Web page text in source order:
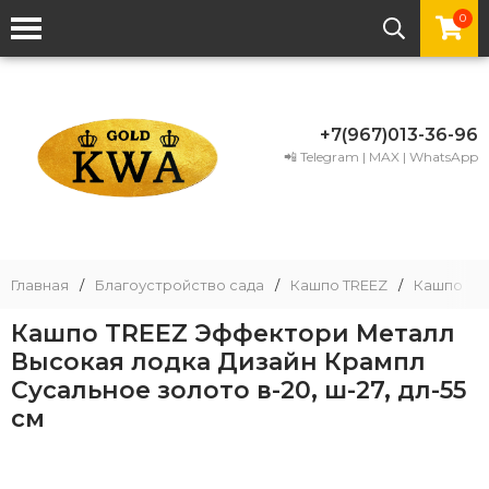
0
+7(967)013-36-96
📲 Telegram | MAX | WhatsApp
Главная / Благоустройство сада / Кашпо TREEZ / Кашпо
Кашпо TREEZ Эффектори Металл
Высокая лодка Дизайн Крампл
Сусальное золото в-20, ш-27, дл-55
см